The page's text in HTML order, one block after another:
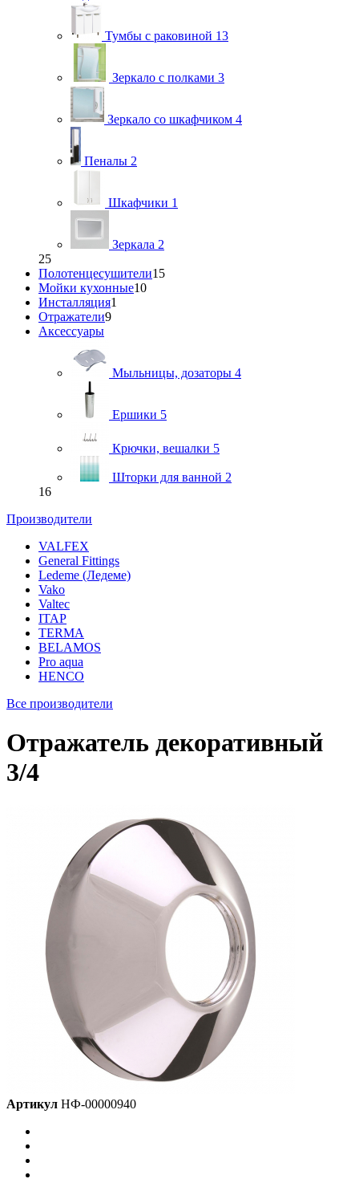
Тумбы с раковиной 13
Зеркало с полками 3
Зеркало со шкафчиком 4
Пеналы 2
Шкафчики 1
Зеркала 2
25
Полотенцесушители15
Мойки кухонные10
Инсталляция1
Отражатели9
Аксессуары
Мыльницы, дозаторы 4
Ершики 5
Крючки, вешалки 5
Шторки для ванной 2
16
Производители
VALFEX
General Fittings
Ledeme (Ледеме)
Vako
Valtec
ITAP
TERMA
BELAMOS
Pro aqua
HENCO
Все производители
Отражатель декоративный
3/4
Артикул НФ-00000940